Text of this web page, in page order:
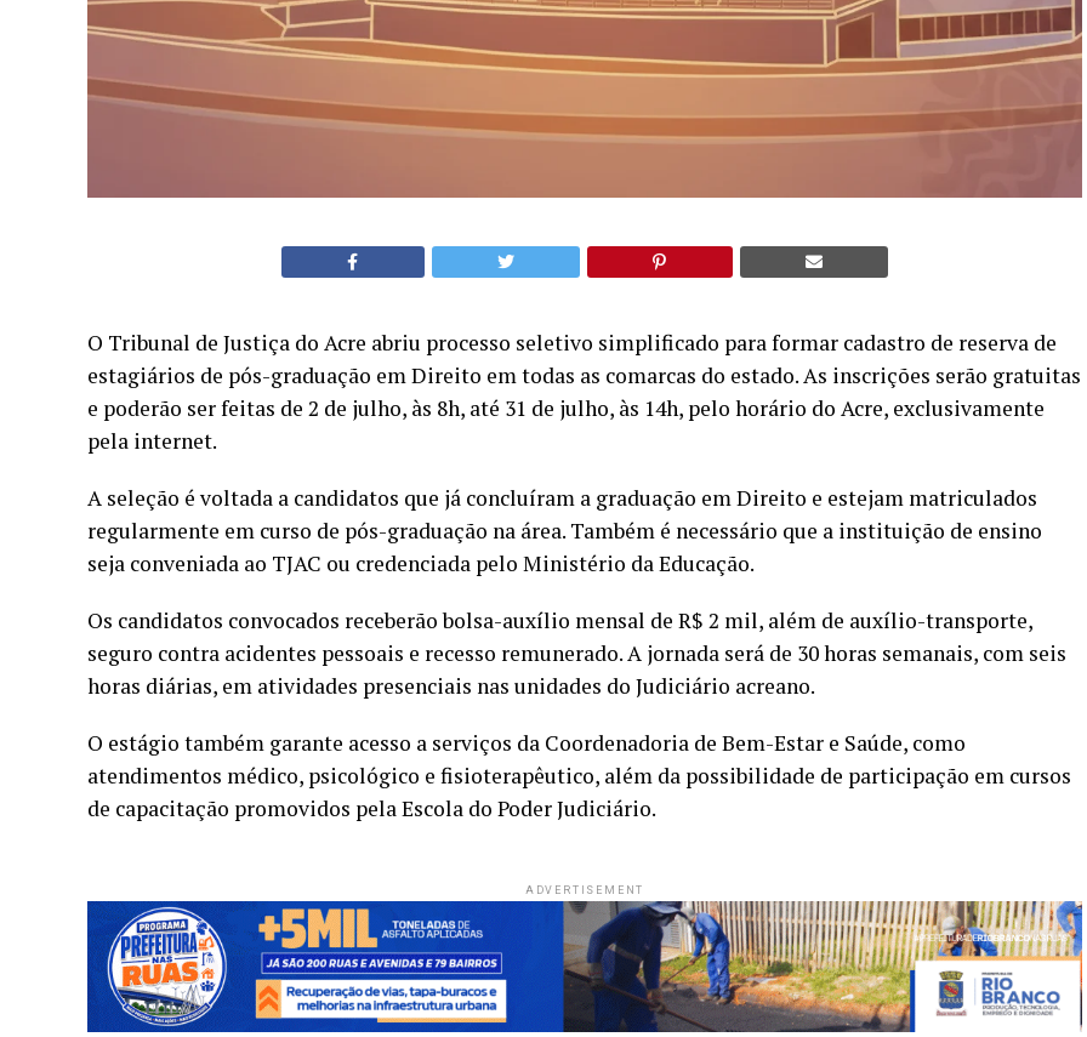
O Tribunal de Justiça do Acre abriu processo seletivo simplificado para formar cadastro de reserva de
estagiários de pós-graduação em Direito em todas as comarcas do estado. As inscrições serão gratuitas
e poderão ser feitas de 2 de julho, às 8h, até 31 de julho, às 14h, pelo horário do Acre, exclusivamente
pela internet.
A seleção é voltada a candidatos que já concluíram a graduação em Direito e estejam matriculados
regularmente em curso de pós-graduação na área. Também é necessário que a instituição de ensino
seja conveniada ao TJAC ou credenciada pelo Ministério da Educação.
Os candidatos convocados receberão bolsa-auxílio mensal de R$ 2 mil, além de auxílio-transporte,
seguro contra acidentes pessoais e recesso remunerado. A jornada será de 30 horas semanais, com seis
horas diárias, em atividades presenciais nas unidades do Judiciário acreano.
O estágio também garante acesso a serviços da Coordenadoria de Bem-Estar e Saúde, como
atendimentos médico, psicológico e fisioterapêutico, além da possibilidade de participação em cursos
de capacitação promovidos pela Escola do Poder Judiciário.
ADVERTISEMENT